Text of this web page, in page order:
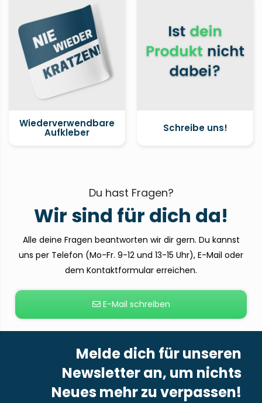
Wiederverwendbare
Aufkleber Schreibe uns!
Du hast Fragen?
Wir sind für dich da!
Alle deine Fragen beantworten wir dir gern. Du kannst
uns per Telefon (Mo-Fr. 9-12 und 13-15 Uhr), E-Mail oder
dem Kontaktformular erreichen.
E-Mail schreiben
Melde dich für unseren
Newsletter an, um nichts
Neues mehr zu verpassen!